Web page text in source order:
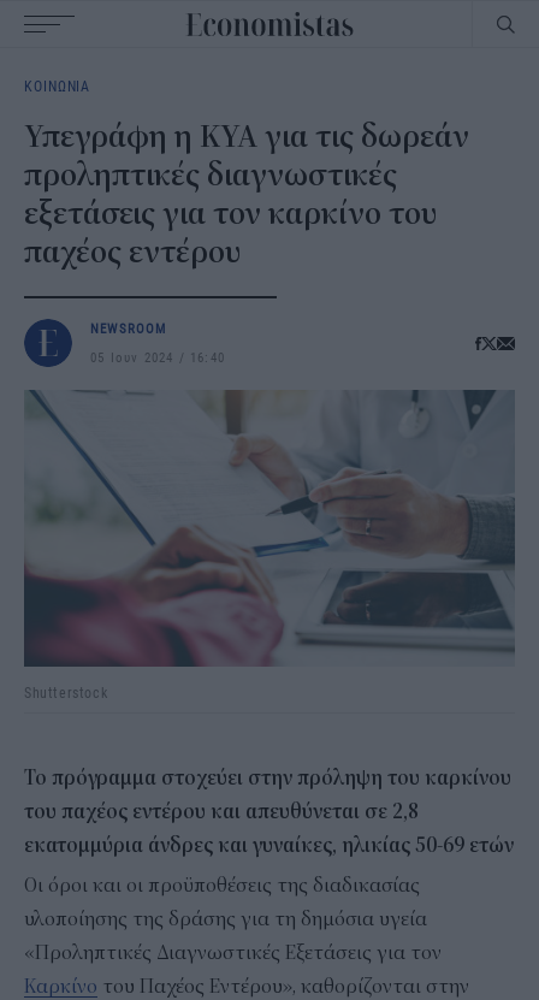
navigation
ΚΟΙΝΩΝΙΑ
Υπεγράφη η ΚΥΑ για τις δωρεάν
προληπτικές διαγνωστικές
εξετάσεις για τον καρκίνο του
παχέος εντέρου
NEWSROOM
05 Ιουν 2024
16:40
Shutterstock
Το πρόγραμμα στοχεύει στην πρόληψη του καρκίνου
του παχέος εντέρου και απευθύνεται σε 2,8
εκατομμύρια άνδρες και γυναίκες, ηλικίας 50-69 ετών
Οι όροι και οι προϋποθέσεις της διαδικασίας
υλοποίησης της δράσης για τη δημόσια υγεία
«Προληπτικές Διαγνωστικές Εξετάσεις για τον
Καρκίνο του Παχέος Εντέρου», καθορίζονται στην